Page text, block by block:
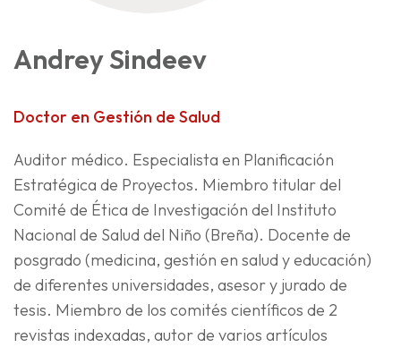
Andrey Sindeev
Doctor en Gestión de Salud
Auditor médico. Especialista en Planificación
Estratégica de Proyectos. Miembro titular del
Comité de Ética de Investigación del Instituto
Nacional de Salud del Niño (Breña). Docente de
posgrado (medicina, gestión en salud y educación)
de diferentes universidades, asesor y jurado de
tesis. Miembro de los comités científicos de 2
revistas indexadas, autor de varios artículos